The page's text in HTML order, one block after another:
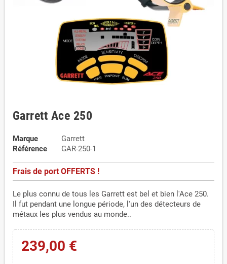
Garrett Ace 250
Marque
Garrett
Référence
GAR-250-1
Frais de port OFFERTS !
Le plus connu de tous les Garrett est bel et bien l'Ace 250.
Il fut pendant une longue période, l'un des détecteurs de
métaux les plus vendus au monde..
239,00 €